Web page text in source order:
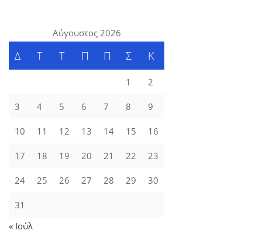
Αύγουστος 2026
Δ Τ Τ Π Π Σ Κ
1 2
3 4 5 6 7 8 9
10 11 12 13 14 15 16
17 18 19 20 21 22 23
24 25 26 27 28 29 30
31
« Ιούλ